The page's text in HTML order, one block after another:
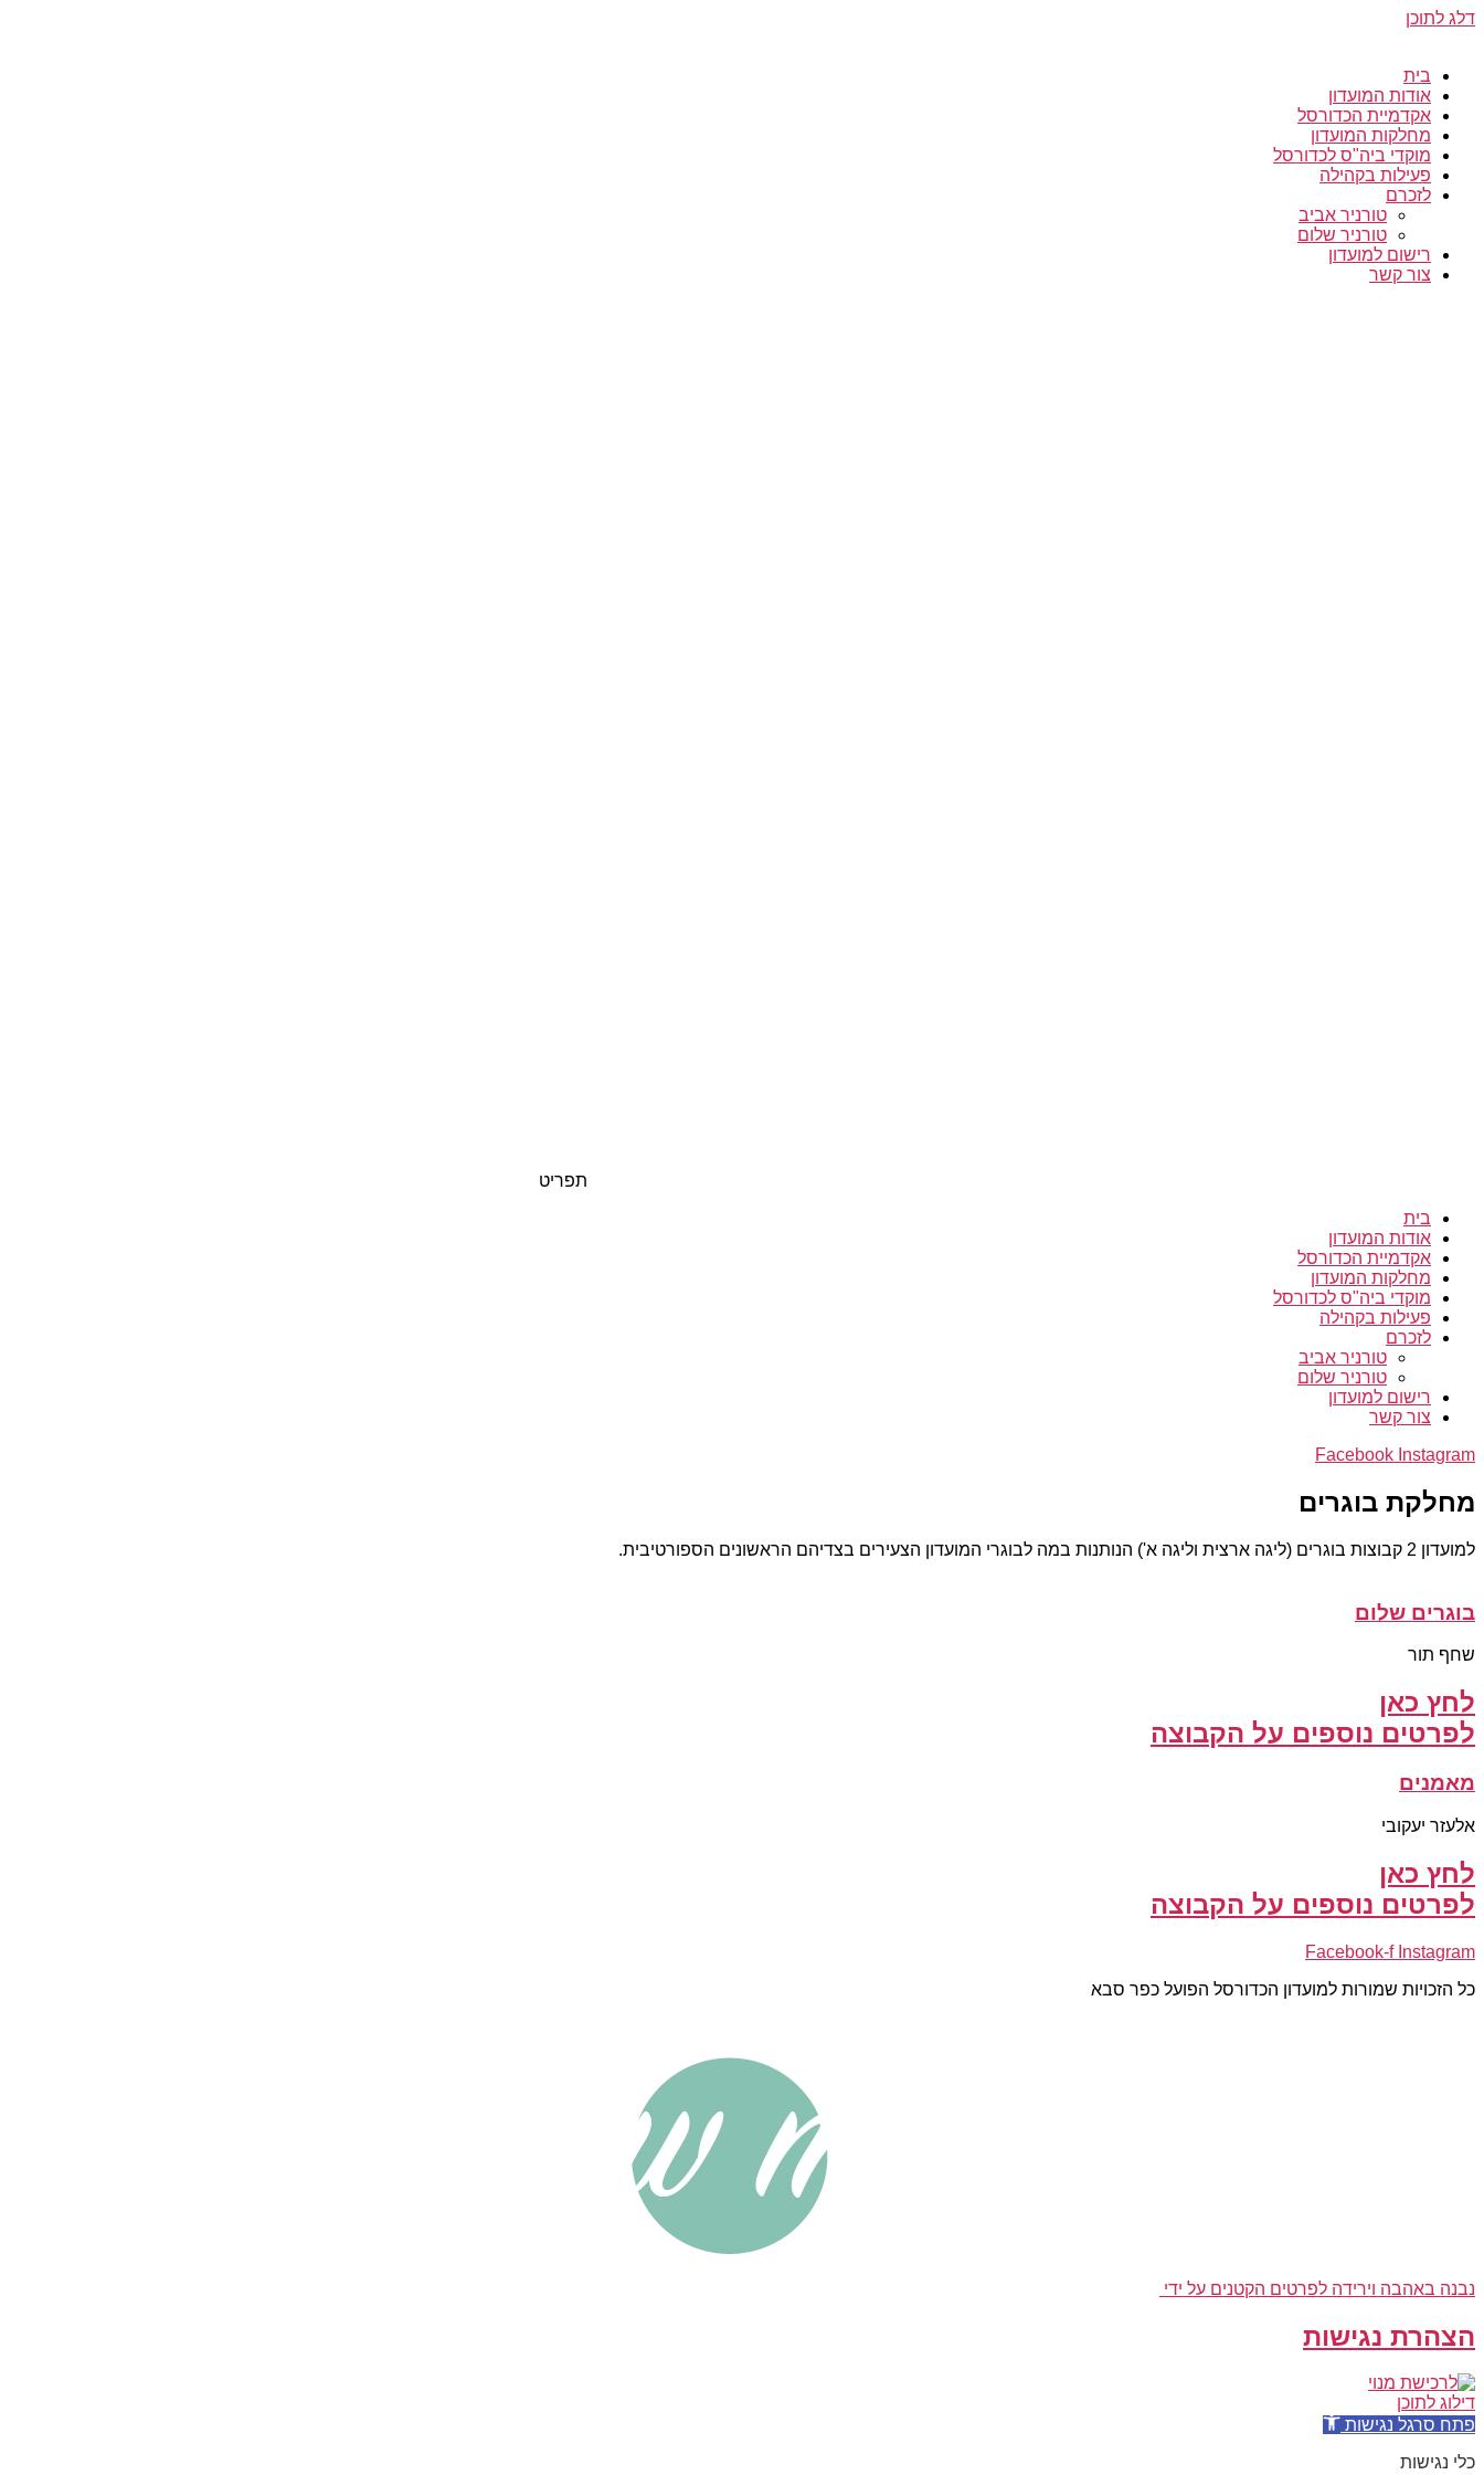
דלג לתוכן
בית
אודות המועדון
אקדמיית הכדורסל
מחלקות המועדון
מוקדי ביה"ס לכדורסל
פעילות בקהילה
לזכרם
טורניר אביב
טורניר שלום
רישום למועדון
צור קשר
תפריט
בית
אודות המועדון
אקדמיית הכדורסל
מחלקות המועדון
מוקדי ביה"ס לכדורסל
פעילות בקהילה
לזכרם
טורניר אביב
טורניר שלום
רישום למועדון
צור קשר
Facebook Instagram
מחלקת בוגרים
למועדון 2 קבוצות בוגרים (ליגה ארצית וליגה א') הנותנות במה לבוגרי המועדון הצעירים בצדיהם הראשונים הספורטיבית.
בוגרים שלום
שחף תור
לחץ כאן
לפרטים נוספים על הקבוצה
מאמנים
אלעזר יעקובי
לחץ כאן
לפרטים נוספים על הקבוצה
Facebook-f Instagram
כל הזכויות שמורות למועדון הכדורסל הפועל כפר סבא
נבנה באהבה וירידה לפרטים הקטנים על ידי
הצהרת נגישות
דילוג לתוכן
פתח סרגל נגישות
כלי נגישות